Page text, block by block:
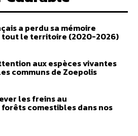
a perdu sa mémoire
le territoire (2020-2026)
aux espèces vivantes
communs de Zoepolis
les freins au
comestibles dans nos